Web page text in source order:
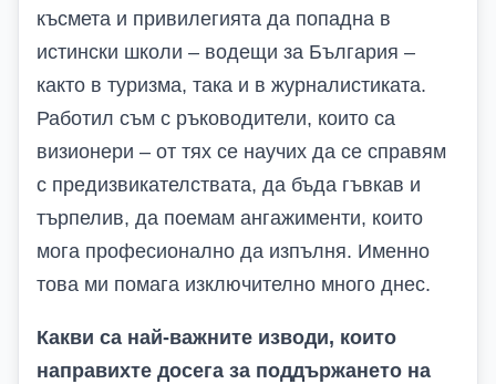
късмета и привилегията да попадна в
истински школи – водещи за България –
както в туризма, така и в журналистиката.
Работил съм с ръководители, които са
визионери – от тях се научих да се справям
с предизвикателствата, да бъда гъвкав и
търпелив, да поемам ангажименти, които
мога професионално да изпълня. Именно
това ми помага изключително много днес.
Какви са най-важните изводи, които
направихте досега за поддържането на